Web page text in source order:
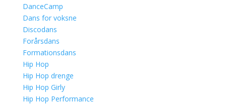
DanceCamp
Dans for voksne
Discodans
Forårsdans
Formationsdans
Hip Hop
Hip Hop drenge
Hip Hop Girly
Hip Hop Performance